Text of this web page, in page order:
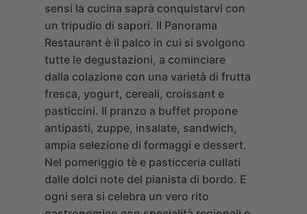
sensi la cucina saprà conquistarvi con
un tripudio di sapori. Il Panorama
Restaurant è il palco in cui si svolgono
tutte le degustazioni, a cominciare
dalla colazione con una varietà di frutta
fresca, yogurt, cereali, croissant e
pasticcini. Il pranzo a buffet propone
antipasti, zuppe, insalate, sandwich,
ampia selezione di formaggi e dessert.
Nel pomeriggio tè e pasticceria cullati
dalle dolci note del pianista di bordo. E
ogni sera si celebra un vero rito